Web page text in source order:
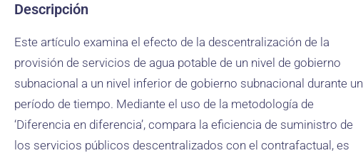
Descripción
Este artículo examina el efecto de la descentralización de la
provisión de servicios de agua potable de un nivel de gobierno
subnacional a un nivel inferior de gobierno subnacional durante un
período de tiempo. Mediante el uso de la metodología de
‘Diferencia en diferencia’, compara la eficiencia de suministro de
los servicios públicos descentralizados con el contrafactual, es